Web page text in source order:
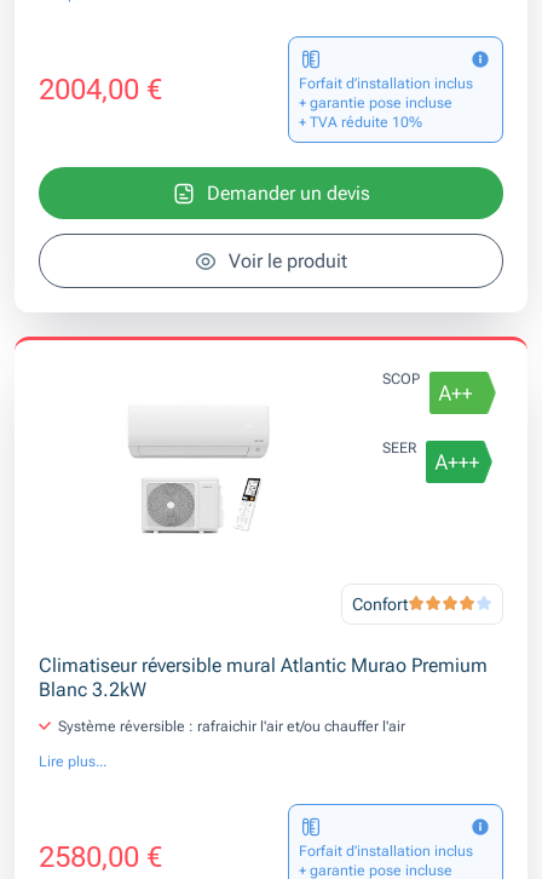
2004,00 €
Forfait d’installation inclus
+ garantie pose incluse
+ TVA réduite 10%
Demander un devis
Voir le produit
SCOP
SEER
Confort
Climatiseur réversible mural Atlantic Murao Premium
Blanc 3.2kW
Système réversible : rafraichir l'air et/ou chauffer l'air
Lire plus...
2580,00 €
Forfait d’installation inclus
+ garantie pose incluse